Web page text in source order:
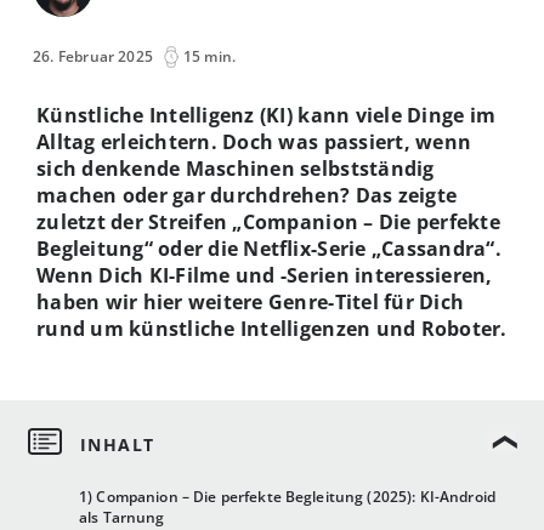
26. Februar 2025 15 min.
1) Companion – Die perfekte Begleitung (2025): KI-Android
als Tarnung
Künstliche Intelligenz (KI) kann viele Dinge im
Alltag erleichtern. Doch was passiert, wenn
sich denkende Maschinen selbstständig
machen oder gar durchdrehen? Das zeigte
zuletzt der Streifen „Companion – Die perfekte
Begleitung“ oder die Netflix-Serie „Cassandra“.
Wenn Dich KI-Filme und -Serien interessieren,
haben wir hier weitere Genre-Titel für Dich
rund um künstliche Intelligenzen und Roboter.